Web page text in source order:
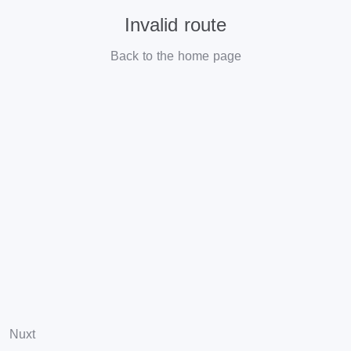
Invalid route
Back to the home page
Nuxt